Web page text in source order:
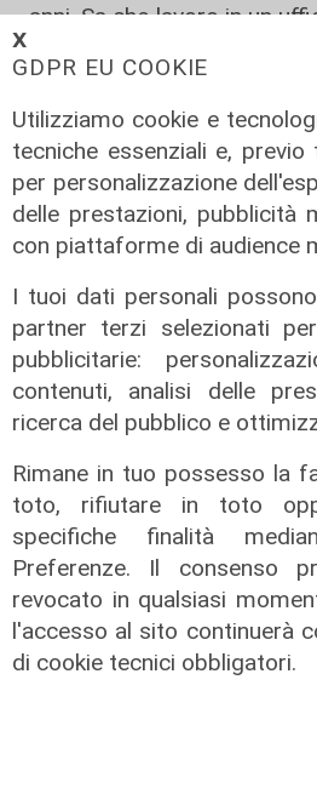
𝗫
GDPR EU COOKIE
Utilizziamo cookie e
tecniche essenziali e, previo
per personalizzazione
delle prestazioni, pubblicità
con piattaforme di audience
I tuoi dati personali
partner terzi selezionati
pubblicitarie:
contenuti, analisi delle
ricerca del pubblico e
Rimane in tuo possesso la
toto, rifiutare in toto
specifiche finalità
Preferenze. Il consenso
revocato in qualsiasi
l'accesso al sito continuerà
di cookie tecnici obbligatori.
anni. Sa che lavoro in un
capisce che è “il posto
marito, Fausto Brizzi, fa
presente, ma ora inizierà
sull’intelligenza
presente con Eugenio, lo va
passano il pomeriggio
sorella, mia nonna. Tutti
scelta, anche se l’abbiamo
Bilancio dei primi cento
mestiere non deve mai
Sono una persona
controlla, cerca di
ma a volte irrigidisce.
contatto con la città,
ascoltando critiche e
sono tanti. 100 giorni su 5
ho la consapevolezza che
succederanno cose